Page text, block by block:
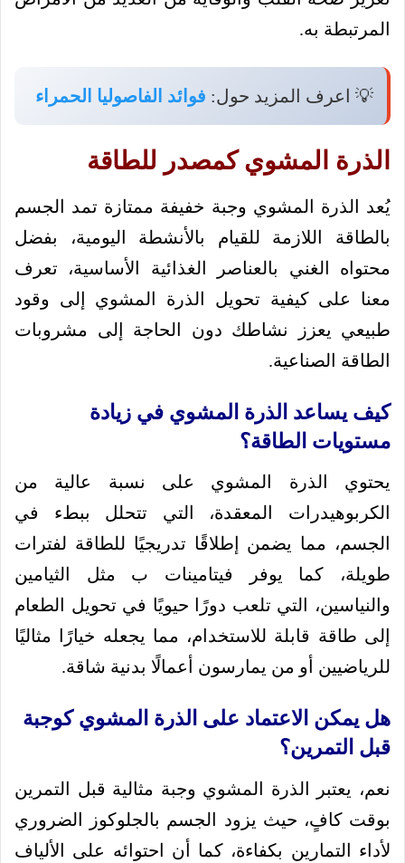
المرتبطة به.
💡 اعرف المزيد حول: فوائد الفاصوليا الحمراء
الذرة المشوي كمصدر للطاقة
يُعد الذرة المشوي وجبة خفيفة ممتازة تمد الجسم
بالطاقة اللازمة للقيام بالأنشطة اليومية، بفضل
محتواه الغني بالعناصر الغذائية الأساسية، تعرف
معنا على كيفية تحويل الذرة المشوي إلى وقود
طبيعي يعزز نشاطك دون الحاجة إلى مشروبات
الطاقة الصناعية.
كيف يساعد الذرة المشوي في زيادة
مستويات الطاقة؟
يحتوي الذرة المشوي على نسبة عالية من
الكربوهيدرات المعقدة، التي تتحلل ببطء في
الجسم، مما يضمن إطلاقًا تدريجيًا للطاقة لفترات
طويلة، كما يوفر فيتامينات ب مثل الثيامين
والنياسين، التي تلعب دورًا حيويًا في تحويل الطعام
إلى طاقة قابلة للاستخدام، مما يجعله خيارًا مثاليًا
للرياضيين أو من يمارسون أعمالًا بدنية شاقة.
هل يمكن الاعتماد على الذرة المشوي كوجبة
قبل التمرين؟
نعم، يعتبر الذرة المشوي وجبة مثالية قبل التمرين
بوقت كافٍ، حيث يزود الجسم بالجلوكوز الضروري
لأداء التمارين بكفاءة، كما أن احتوائه على الألياف